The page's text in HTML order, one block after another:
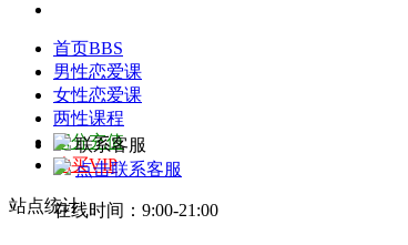
首页BBS
男性恋爱课
女性恋爱课
两性课程
积分充值
购买VIP
站点统计
联系客服
点击联系客服
在线时间：9:00-21:00